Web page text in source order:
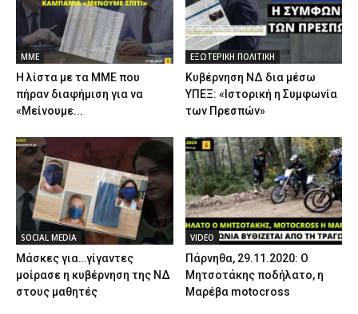
ΜΜΕ
Η λίστα με τα ΜΜΕ που
πήραν διαφήμιση για να
«Μείνουμε...
ΕΞΩΤΕΡΙΚΗ ΠΟΛΙΤΙΚΗ
Κυβέρνηση ΝΔ δια μέσω
ΥΠΕΞ: «Ιστορική η Συμφωνία
των Πρεσπών»
SOCIAL MEDIA
Μάσκες για…γίγαντες
μοίρασε η κυβέρνηση της ΝΔ
στους μαθητές
VIDEO
Πάρνηθα, 29.11.2020: Ο
Μητσοτάκης ποδήλατο, η
Μαρέβα motocross